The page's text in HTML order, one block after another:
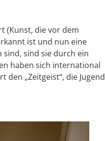
(Kunst, die vor dem
ist und nun eine
sind sie durch ein
haben sich international
„Zeitgeist“, die Jugend